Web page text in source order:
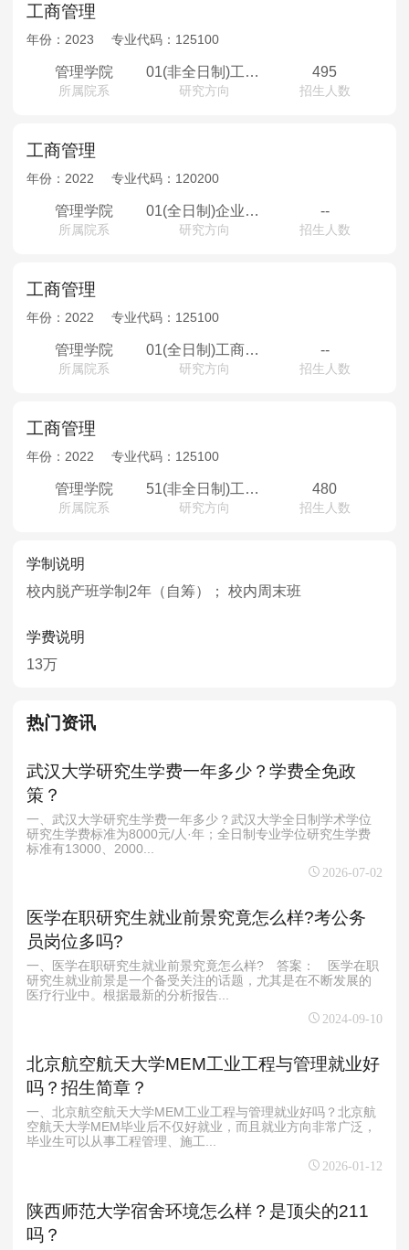
工商管理
年份： 2023 专业代码： 125100
管理学院
所属院系
01(非全日制)工商管理 02(非全日制)高级工商管理
研究方向
495
招生人数
工商管理
年份： 2022 专业代码： 120200
管理学院
所属院系
01(全日制)企业管理02(全日制)技术经济及管理03(全日制)知识产权管理04(全日制)会计学
研究方向
--
招生人数
工商管理
年份： 2022 专业代码： 125100
管理学院
所属院系
01(全日制)工商管理
研究方向
--
招生人数
工商管理
年份： 2022 专业代码： 125100
管理学院
所属院系
51(非全日制)工商管理 52(非全日制)高级工商管理
研究方向
480
招生人数
学制说明
校内脱产班学制2年（自筹）； 校内周末班
学费说明
13万
热门资讯
武汉大学研究生学费一年多少？学费全免政
策？
一、武汉大学研究生学费一年多少？武汉大学全日制学术学位
研究生学费标准为8000元/人·年；全日制专业学位研究生学费
标准有13000、2000...
2026-07-02
医学在职研究生就业前景究竟怎么样?考公务
员岗位多吗?
一、医学在职研究生就业前景究竟怎么样? 答案： 医学在职
研究生就业前景是一个备受关注的话题，尤其是在不断发展的
医疗行业中。根据最新的分析报告...
2024-09-10
北京航空航天大学MEM工业工程与管理就业好
吗？招生简章？
一、北京航空航天大学MEM工业工程与管理就业好吗？北京航
空航天大学MEM毕业后不仅好就业，而且就业方向非常广泛，
毕业生可以从事工程管理、施工...
2026-01-12
陕西师范大学宿舍环境怎么样？是顶尖的211
吗？